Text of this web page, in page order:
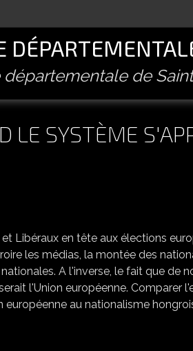
de
LE SYSTÈME
Libéraux en tête aux élections
les médias, la montée des
A l'inverse, le fait que de
l'Union européenne. Comparer
au nationalisme